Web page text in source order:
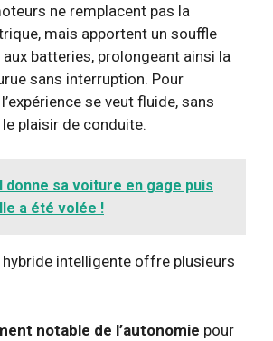
ne remplacent pas la
mais apportent un souffle
batteries, prolongeant ainsi la
sans interruption. Pour
se veut fluide, sans
plaisir de conduite.
donne sa voiture en gage puis
a été volée !
intelligente offre plusieurs
notable de l’autonomie pour